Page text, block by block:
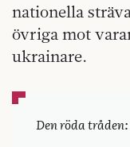
nationella
övriga mot
ukrainare.
Den röda